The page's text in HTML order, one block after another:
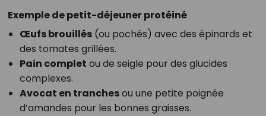
Exemple de petit-déjeuner protéiné
Œufs brouillés(ou pochés) avec des épinards et
des tomates grillées.
Pain complet ou de seigle pour des glucides
complexes.
Avocat en tranchesou une petite poignée
d’amandes pour les bonnes graisses.